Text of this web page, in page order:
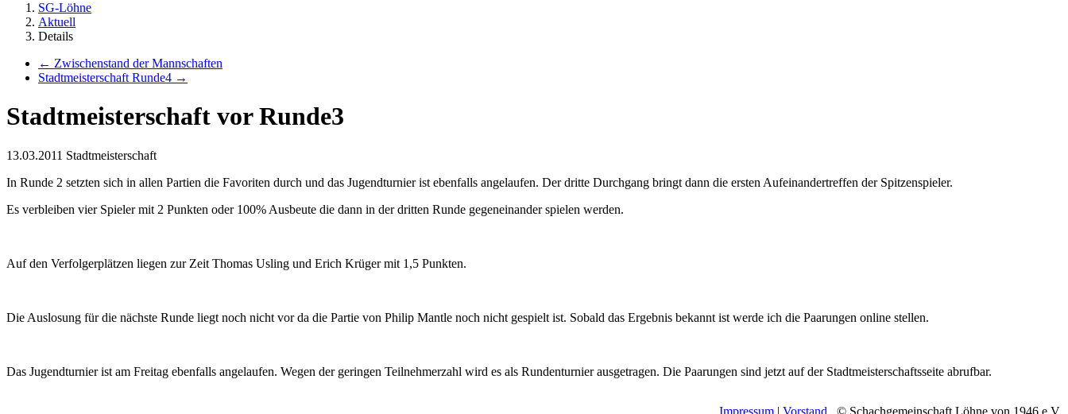
SG-Löhne
Aktuell
Details
← Zwischenstand der Mannschaften
Stadtmeisterschaft Runde4 →
Stadtmeisterschaft vor Runde3
13.03.2011 Stadtmeisterschaft
In Runde 2 setzten sich in allen Partien die Favoriten durch und das Jugendturnier ist ebenfalls angelaufen. Der dritte Durchgang bringt dann die ersten Aufeinandertreffen der Spitzenspieler.
Es verbleiben vier Spieler mit 2 Punkten oder 100% Ausbeute die dann in der dritten Runde gegeneinander spielen werden.
Auf den Verfolgerplätzen liegen zur Zeit Thomas Usling und Erich Krüger mit 1,5 Punkten.
Die Auslosung für die nächste Runde liegt noch nicht vor da die Partie von Philip Mantle noch nicht gespielt ist. Sobald das Ergebnis bekannt ist werde ich die Paarungen online stellen.
Das Jugendturnier ist am Freitag ebenfalls angelaufen. Wegen der geringen Teilnehmerzahl wird es als Rundenturnier ausgetragen. Die Paarungen sind jetzt auf der Stadtmeisterschaftsseite abrufbar.
Impressum | Vorstand © Schachgemeinschaft Löhne von 1946 e.V.